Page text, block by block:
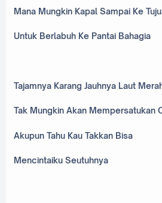
Mana Mungkin Kapal Sampai Ke
Untuk Berlabuh Ke Pantai Bahagia
Tajamnya Karang Jauhnya Laut
Tak Mungkin Akan Mempersatukan
Akupun Tahu Kau Takkan Bisa
Mencintaiku Seutuhnya